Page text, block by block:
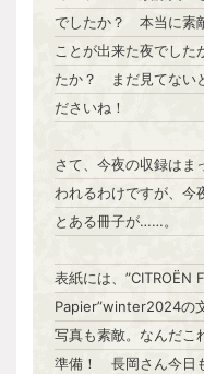
でしたか？ 本当に素
ことが出来た夜でした
たか？ まだ見てない
ださいね！
さて、今夜の収録はま
われるわけですが、今
とある冊子が……。
表紙には、”CITROËN
Papier”winter2024の
写真も素敵。なんだ
準備！ 長岡さん今日